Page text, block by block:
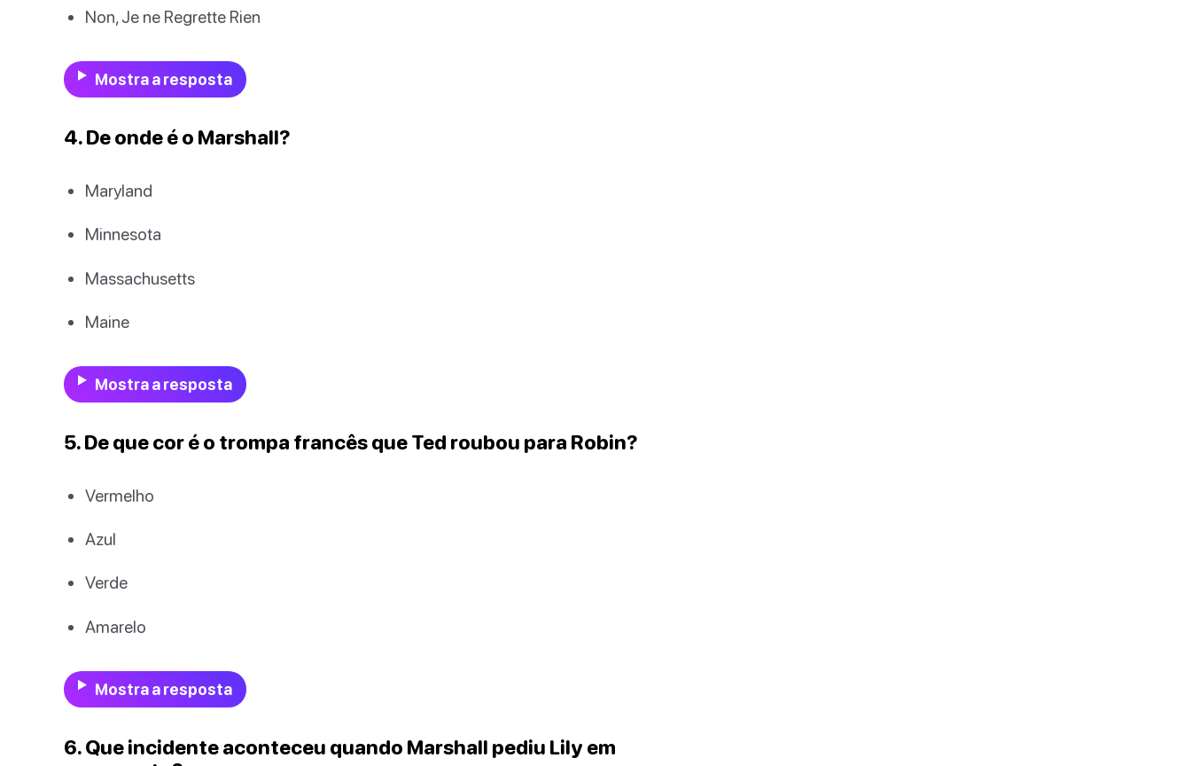
Non, Je ne Regrette Rien
Mostra a resposta
4. De onde é o Marshall?
Maryland
Minnesota
Massachusetts
Maine
Mostra a resposta
5. De que cor é o trompa francês que Ted roubou para Robin?
Vermelho
Azul
Verde
Amarelo
Mostra a resposta
6. Que incidente aconteceu quando Marshall pediu Lily em